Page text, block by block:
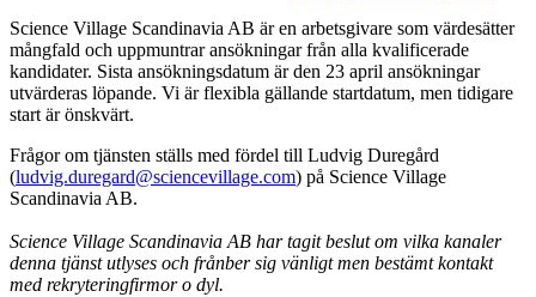
Science Village Scandinavia AB är en arbetsgivare som värdesätter
mångfald och uppmuntrar ansökningar från alla kvalificerade
kandidater. Sista ansökningsdatum är den 23 april ansökningar
utvärderas löpande. Vi är flexibla gällande startdatum, men tidigare
start är önskvärt.
Frågor om tjänsten ställs med fördel till Ludvig Duregård
(ludvig.duregard@sciencevillage.com) på Science Village
Scandinavia AB.
Science Village Scandinavia AB har tagit beslut om vilka kanaler
denna tjänst utlyses och frånber sig vänligt men bestämt kontakt
med rekryteringfirmor o dyl.